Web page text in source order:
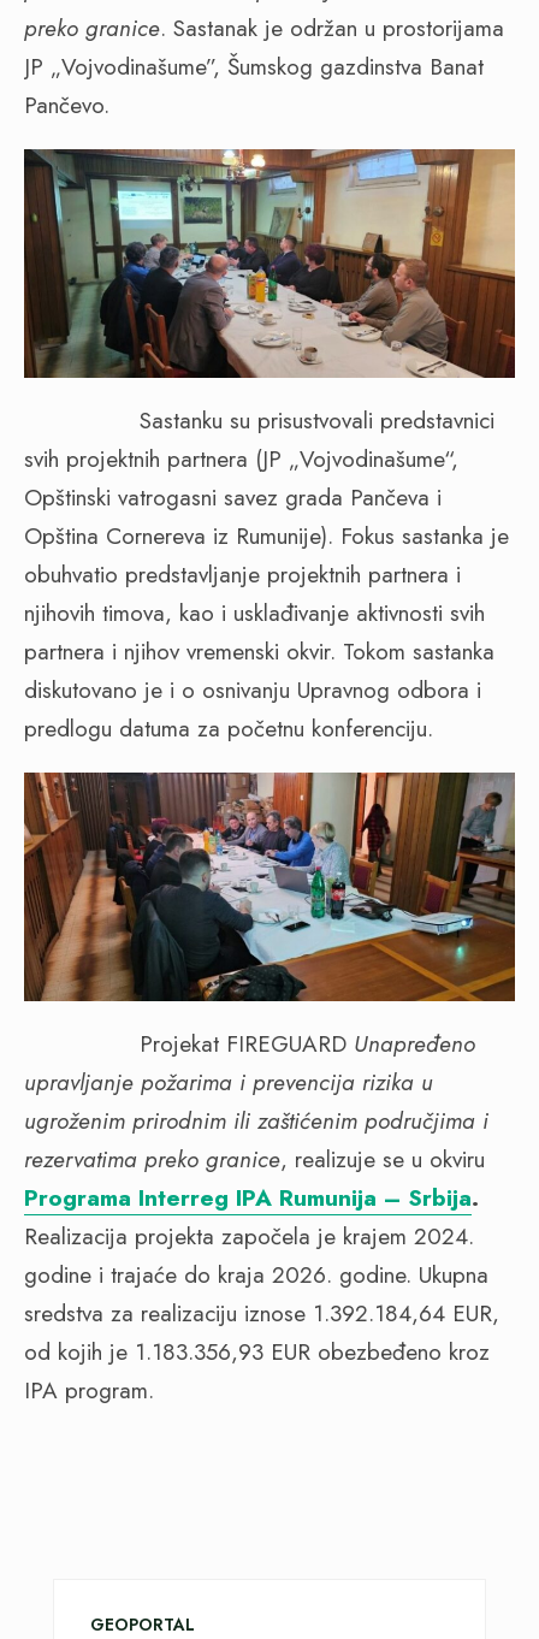
preko granice. Sastanak je održan u prostorijama
JP „Vojvodinašume”, Šumskog gazdinstva Banat
Pančevo.
Sastanku su prisustvovali predstavnici
svih projektnih partnera (JP „Vojvodinašume“,
Opštinski vatrogasni savez grada Pančeva i
Opština Cornereva iz Rumunije). Fokus sastanka je
obuhvatio predstavljanje projektnih partnera i
njihovih timova, kao i usklađivanje aktivnosti svih
partnera i njihov vremenski okvir. Tokom sastanka
diskutovano je i o osnivanju Upravnog odbora i
predlogu datuma za početnu konferenciju.
Projekat FIREGUARD Unapređeno
upravljanje požarima i prevencija rizika u
ugroženim prirodnim ili zaštićenim područjima i
rezervatima preko granice, realizuje se u okviru
Programa Interreg IPA Rumunija – Srbija.
Realizacija projekta započela je krajem 2024.
godine i trajaće do kraja 2026. godine. Ukupna
sredstva za realizaciju iznose 1.392.184,64 EUR,
od kojih je 1.183.356,93 EUR obezbeđeno kroz
IPA program.
GEOPORTAL